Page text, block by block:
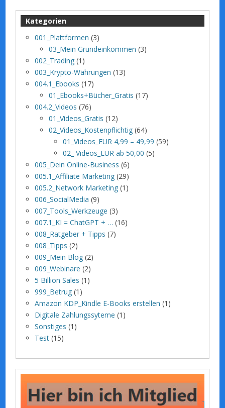
Kategorien
001_Plattformen (3)
03_Mein Grundeinkommen (3)
002_Trading (1)
003_Krypto-Währungen (13)
004.1_Ebooks (17)
01_Ebooks+Bücher_Gratis (17)
004.2_Videos (76)
01_Videos_Gratis (12)
02_Videos_Kostenpflichtig (64)
01_Videos_EUR 4,99 – 49,99 (59)
02_ Videos_EUR ab 50,00 (5)
005_Dein Online-Business (6)
005.1_Affiliate Marketing (29)
005.2_Network Marketing (1)
006_SocialMedia (9)
007_Tools_Werkzeuge (3)
007.1_KI = ChatGPT + … (16)
008_Ratgeber + Tipps (7)
008_Tipps (2)
009_Mein Blog (2)
009_Webinare (2)
5 Billion Sales (1)
999_Betrug (1)
Amazon KDP_Kindle E-Books erstellen (1)
Digitale Zahlungssyteme (1)
Sonstiges (1)
Test (15)